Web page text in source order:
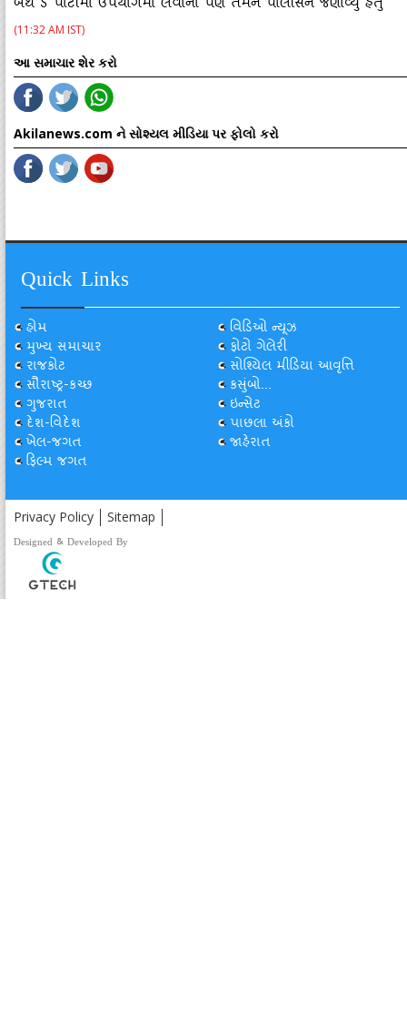
બર્થ ડે પાર્ટીમાં ઉપયોગમાં લેવાનો પણ તેમને પોલીસને જણાવ્‍યું હતું
(11:32 AM IST)
આ સમાચાર શેર કરો
Akilanews.com ને સોશ્યલ મીડિયા પર ફોલો કરો
Quick Links
હોમ
મુખ્ય સમાચાર
રાજકોટ
સૌરાષ્ટ્ર-કચ્છ
ગુજરાત
દેશ-વિદેશ
ખેલ-જગત
ફિલ્મ જગત
વિડિઓ ન્યૂઝ
ફોટો ગેલેરી
સોશ્યિલ મીડિયા આવૃત્તિ
કસુંબો...
ઇન્સેટ
પાછલા અંકો
જાહેરાત
Privacy Policy Sitemap
Designed & Developed By